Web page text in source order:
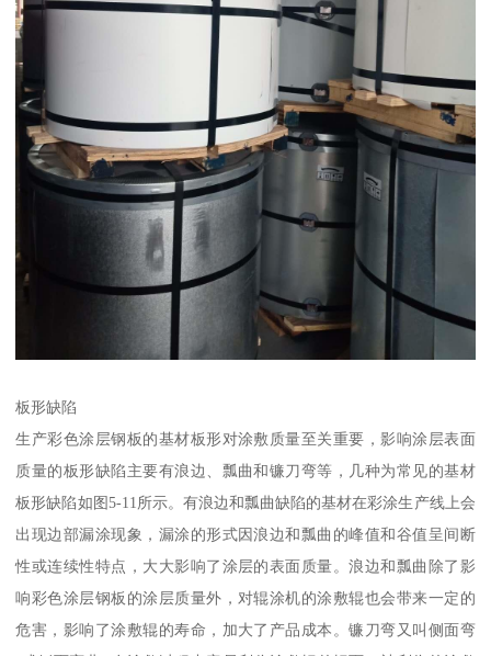
板形缺陷
生产彩色涂层钢板的基材板形对涂敷质量至关重要，影响涂层表面
质量的板形缺陷主要有浪边、瓢曲和镰刀弯等，几种为常见的基材
板形缺陷如图5-11所示。有浪边和瓢曲缺陷的基材在彩涂生产线上会
出现边部漏涂现象，漏涂的形式因浪边和瓢曲的峰值和谷值呈间断
性或连续性特点，大大影响了涂层的表面质量。浪边和瓢曲除了影
响彩色涂层钢板的涂层质量外，对辊涂机的涂敷辊也会带来一定的
危害，影响了涂敷辊的寿命，加大了产品成本。镰刀弯又叫侧面弯